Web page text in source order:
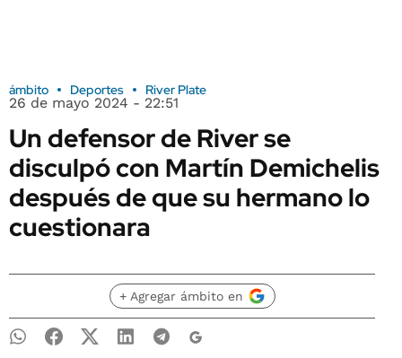
ámbito Deportes River Plate
26 de mayo 2024 - 22:51
Un defensor de River se
disculpó con Martín Demichelis
después de que su hermano lo
cuestionara
+ Agregar ámbito en